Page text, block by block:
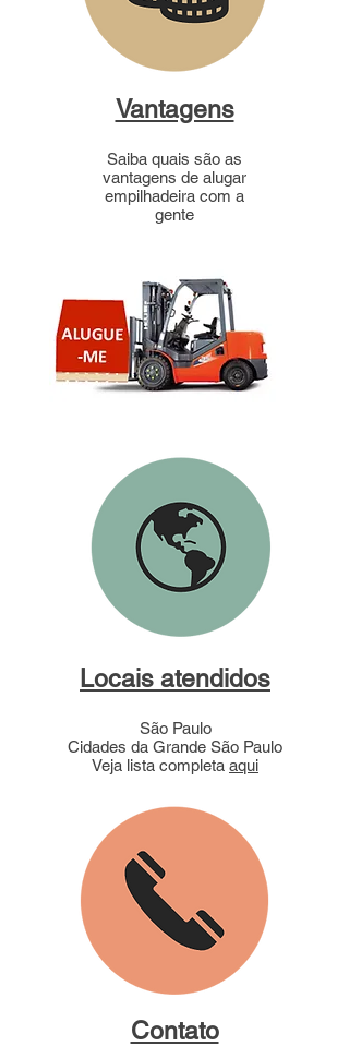
Vantagens
Saiba quais são as
vantagens de alugar
empilhadeira com a
gente
Locais atendidos
São Paulo
Cidades da Grande São Paulo
Veja lista completa aqui
Contato